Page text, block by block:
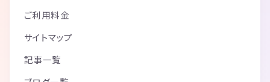
ご利用料金
サイトマップ
記事一覧